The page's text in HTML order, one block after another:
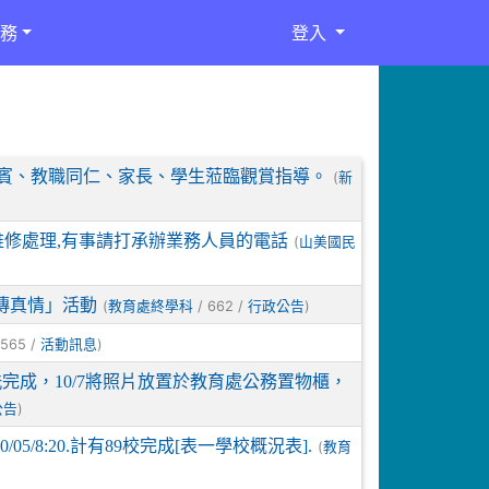
登入
、教職同仁、家長、學生蒞臨觀賞指導。 (新
處理,有事請打承辦業務人員的電話 (山美國民
真情」活動 (教育處終學科 / 662 / 行政公告)
/ 活動訊息 )
成，10/7將照片放置於教育處公務置物櫃，
告)
8:20.計有89校完成[表一學校概況表]. (教育